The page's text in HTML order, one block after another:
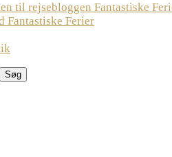
til rejsebloggen Fantastiske
Fantastiske Ferier
Søg